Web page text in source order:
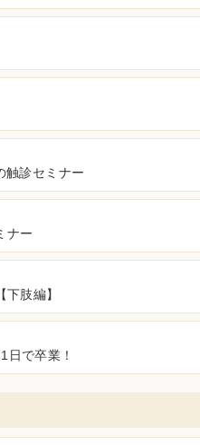
触診セミナー
ナー
肢編】
日で卒業！